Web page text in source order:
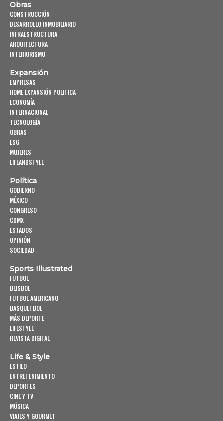
Obras
CONSTRUCCIÓN
DESARROLLO INMOBILIARIO
INFRAESTRUCTURA
ARQUITECTURA
INTERIORISMO
Expansión
EMPRESAS
HOME EXPANSIÓN POLITICA
ECONOMÍA
INTERNACIONAL
TECNOLOGÍA
OBRAS
ESG
MUJERES
LIFEANDSTYLE
Política
GOBIERNO
MÉXICO
CONGRESO
CDMX
ESTADOS
OPINIÓN
SOCIEDAD
Sports Illustrated
FUTBOL
BEISBOL
FUTBOL AMERICANO
BASQUETBOL
MÁS DEPORTE
LIFESTYLE
REVISTA DIGITAL
Life & Style
ESTILO
ENTRETENIMIENTO
DEPORTES
CINE Y TV
MÚSICA
VIAJES Y GOURMET